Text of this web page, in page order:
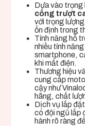
Dựa vào trọng
cổng trượt
với trọng
ổn định trong
Tính năng hỗ
nhiều tính
smartphone,
khi mất điện.
Thương hiệu
cung cấp
cậy như
hãng, chất
Dịch vụ lắp
có đội ngũ lắp
hành rõ ràng